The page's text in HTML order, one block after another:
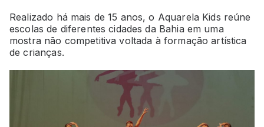
Realizado há mais de 15 anos, o Aquarela Kids reúne
escolas de diferentes cidades da Bahia em uma
mostra não competitiva voltada à formação artística
de crianças.